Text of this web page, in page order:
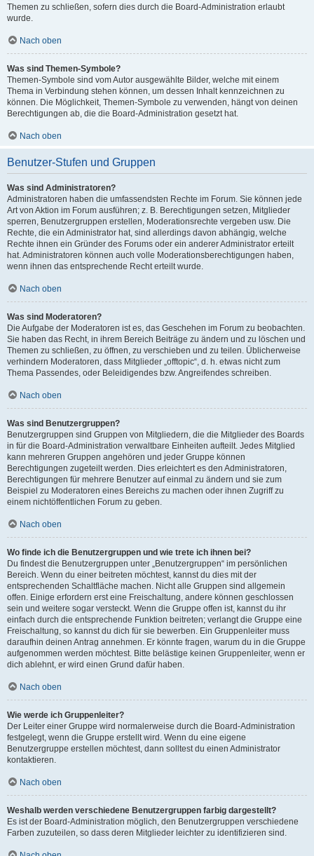
Themen zu schließen, sofern dies durch die Board-Administration erlaubt
wurde.
Nach oben
Was sind Themen-Symbole?
Themen-Symbole sind vom Autor ausgewählte Bilder, welche mit einem
Thema in Verbindung stehen können, um dessen Inhalt kennzeichnen zu
können. Die Möglichkeit, Themen-Symbole zu verwenden, hängt von deinen
Berechtigungen ab, die die Board-Administration gesetzt hat.
Nach oben
Benutzer-Stufen und Gruppen
Was sind Administratoren?
Administratoren haben die umfassendsten Rechte im Forum. Sie können jede
Art von Aktion im Forum ausführen; z. B. Berechtigungen setzen, Mitglieder
sperren, Benutzergruppen erstellen, Moderationsrechte vergeben usw. Die
Rechte, die ein Administrator hat, sind allerdings davon abhängig, welche
Rechte ihnen ein Gründer des Forums oder ein anderer Administrator erteilt
hat. Administratoren können auch volle Moderationsberechtigungen haben,
wenn ihnen das entsprechende Recht erteilt wurde.
Nach oben
Was sind Moderatoren?
Die Aufgabe der Moderatoren ist es, das Geschehen im Forum zu beobachten.
Sie haben das Recht, in ihrem Bereich Beiträge zu ändern und zu löschen und
Themen zu schließen, zu öffnen, zu verschieben und zu teilen. Üblicherweise
verhindern Moderatoren, dass Mitglieder „offtopic“, d. h. etwas nicht zum
Thema Passendes, oder Beleidigendes bzw. Angreifendes schreiben.
Nach oben
Was sind Benutzergruppen?
Benutzergruppen sind Gruppen von Mitgliedern, die die Mitglieder des Boards
in für die Board-Administration verwaltbare Einheiten aufteilt. Jedes Mitglied
kann mehreren Gruppen angehören und jeder Gruppe können
Berechtigungen zugeteilt werden. Dies erleichtert es den Administratoren,
Berechtigungen für mehrere Benutzer auf einmal zu ändern und sie zum
Beispiel zu Moderatoren eines Bereichs zu machen oder ihnen Zugriff zu
einem nichtöffentlichen Forum zu geben.
Nach oben
Wo finde ich die Benutzergruppen und wie trete ich ihnen bei?
Du findest die Benutzergruppen unter „Benutzergruppen“ im persönlichen
Bereich. Wenn du einer beitreten möchtest, kannst du dies mit der
entsprechenden Schaltfläche machen. Nicht alle Gruppen sind allgemein
offen. Einige erfordern erst eine Freischaltung, andere können geschlossen
sein und weitere sogar versteckt. Wenn die Gruppe offen ist, kannst du ihr
einfach durch die entsprechende Funktion beitreten; verlangt die Gruppe eine
Freischaltung, so kannst du dich für sie bewerben. Ein Gruppenleiter muss
daraufhin deinen Antrag annehmen. Er könnte fragen, warum du in die Gruppe
aufgenommen werden möchtest. Bitte belästige keinen Gruppenleiter, wenn er
dich ablehnt, er wird einen Grund dafür haben.
Nach oben
Wie werde ich Gruppenleiter?
Der Leiter einer Gruppe wird normalerweise durch die Board-Administration
festgelegt, wenn die Gruppe erstellt wird. Wenn du eine eigene
Benutzergruppe erstellen möchtest, dann solltest du einen Administrator
kontaktieren.
Nach oben
Weshalb werden verschiedene Benutzergruppen farbig dargestellt?
Es ist der Board-Administration möglich, den Benutzergruppen verschiedene
Farben zuzuteilen, so dass deren Mitglieder leichter zu identifizieren sind.